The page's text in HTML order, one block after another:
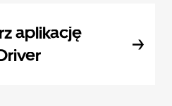
aplikację